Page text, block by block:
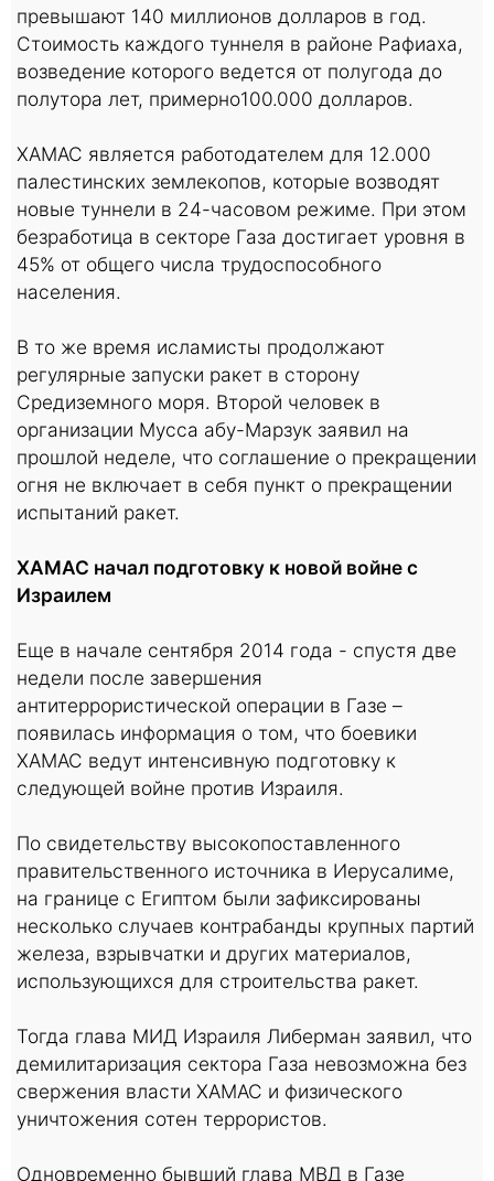
превышают 140 миллионов долларов в год.
Стоимость каждого туннеля в районе Рафиаха,
возведение которого ведется от полугода до
полутора лет, примерно100.000 долларов.
ХАМАС является работодателем для 12.000
палестинских землекопов, которые возводят
новые туннели в 24-часовом режиме. При этом
безработица в секторе Газа достигает уровня в
45% от общего числа трудоспособного
населения.
В то же время исламисты продолжают
регулярные запуски ракет в сторону
Средиземного моря. Второй человек в
организации Мусса абу-Марзук заявил на
прошлой неделе, что соглашение о прекращении
огня не включает в себя пункт о прекращении
испытаний ракет.
ХАМАС начал подготовку к новой войне с
Израилем
Еще в начале сентября 2014 года - спустя две
недели после завершения
антитеррористической операции в Газе –
появилась информация о том, что боевики
ХАМАС ведут интенсивную подготовку к
следующей войне против Израиля.
По свидетельству высокопоставленного
правительственного источника в Иерусалиме,
на границе с Египтом были зафиксированы
несколько случаев контрабанды крупных партий
железа, взрывчатки и других материалов,
использующихся для строительства ракет.
Тогда глава МИД Израиля Либерман заявил, что
демилитаризация сектора Газа невозможна без
свержения власти ХАМАС и физического
уничтожения сотен террористов.
Одновременно бывший глава МВД в Газе